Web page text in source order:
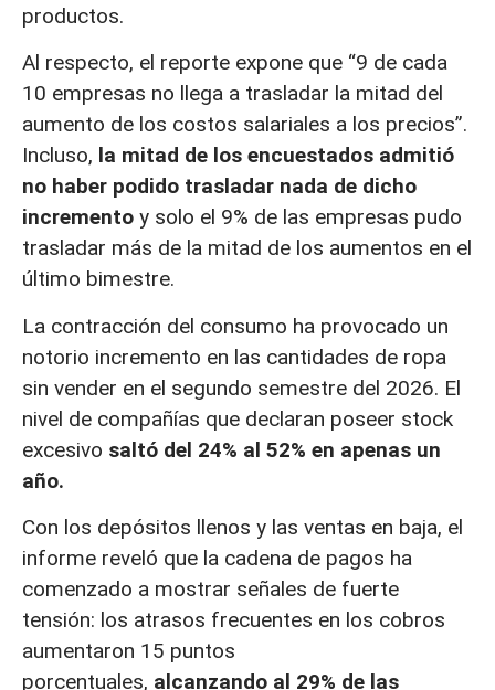
productos.
Al respecto, el reporte expone que “9 de cada
10 empresas no llega a trasladar la mitad del
aumento de los costos salariales a los precios”.
Incluso, la mitad de los encuestados admitió
no haber podido trasladar nada de dicho
incremento y solo el 9% de las empresas pudo
trasladar más de la mitad de los aumentos en el
último bimestre.
La contracción del consumo ha provocado un
notorio incremento en las cantidades de ropa
sin vender en el segundo semestre del 2026. El
nivel de compañías que declaran poseer stock
excesivo saltó del 24% al 52% en apenas un
año.
Con los depósitos llenos y las ventas en baja, el
informe reveló que la cadena de pagos ha
comenzado a mostrar señales de fuerte
tensión: los atrasos frecuentes en los cobros
aumentaron 15 puntos
porcentuales, alcanzando al 29% de las